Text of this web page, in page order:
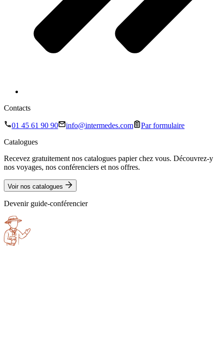
Contacts
01 45 61 90 90 info@intermedes.com
Par formulaire
Catalogues
Recevez gratuitement nos catalogues papier chez vous. Découvrez-y
nos voyages, nos conférenciers et nos offres.
Voir nos catalogues
Devenir guide-conférencier